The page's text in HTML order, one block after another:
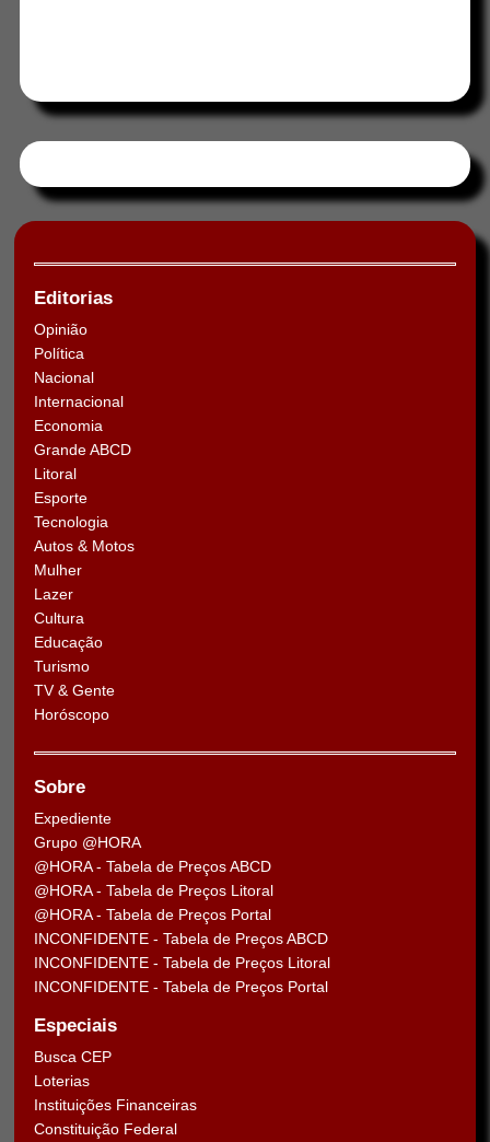
Editorias
Opinião
Política
Nacional
Internacional
Economia
Grande ABCD
Litoral
Esporte
Tecnologia
Autos & Motos
Mulher
Lazer
Cultura
Educação
Turismo
TV & Gente
Horóscopo
Sobre
Expediente
Grupo @HORA
@HORA - Tabela de Preços ABCD
@HORA - Tabela de Preços Litoral
@HORA - Tabela de Preços Portal
INCONFIDENTE - Tabela de Preços ABCD
INCONFIDENTE - Tabela de Preços Litoral
INCONFIDENTE - Tabela de Preços Portal
Especiais
Busca CEP
Loterias
Instituições Financeiras
Constituição Federal